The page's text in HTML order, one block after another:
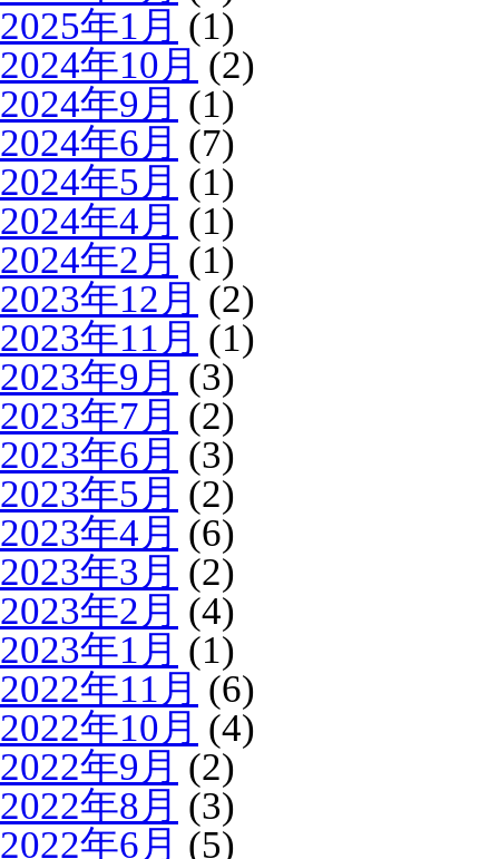
2025年1月 (1)
2024年10月 (2)
2024年9月 (1)
2024年6月 (7)
2024年5月 (1)
2024年4月 (1)
2024年2月 (1)
2023年12月 (2)
2023年11月 (1)
2023年9月 (3)
2023年7月 (2)
2023年6月 (3)
2023年5月 (2)
2023年4月 (6)
2023年3月 (2)
2023年2月 (4)
2023年1月 (1)
2022年11月 (6)
2022年10月 (4)
2022年9月 (2)
2022年8月 (3)
2022年6月 (5)